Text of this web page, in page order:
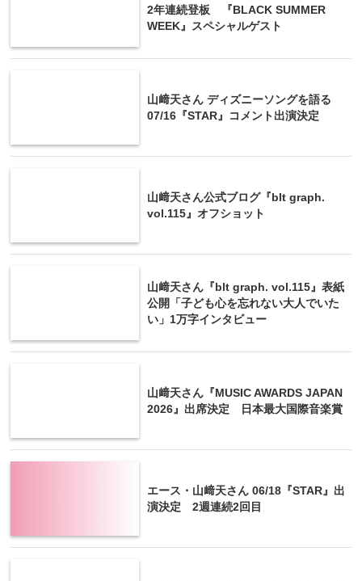
2年連続登板 『BLACK SUMMER
WEEK』スペシャルゲスト
山﨑天さん ディズニーソングを語る
07/16『STAR』コメント出演決定
山﨑天さん公式ブログ『blt graph.
vol.115』オフショット
山﨑天さん『blt graph. vol.115』表紙
公開「子ども心を忘れない大人でいた
い」1万字インタビュー
山﨑天さん『MUSIC AWARDS JAPAN
2026』出席決定 日本最大国際音楽賞
エース・山﨑天さん 06/18『STAR』出
演決定 2週連続2回目